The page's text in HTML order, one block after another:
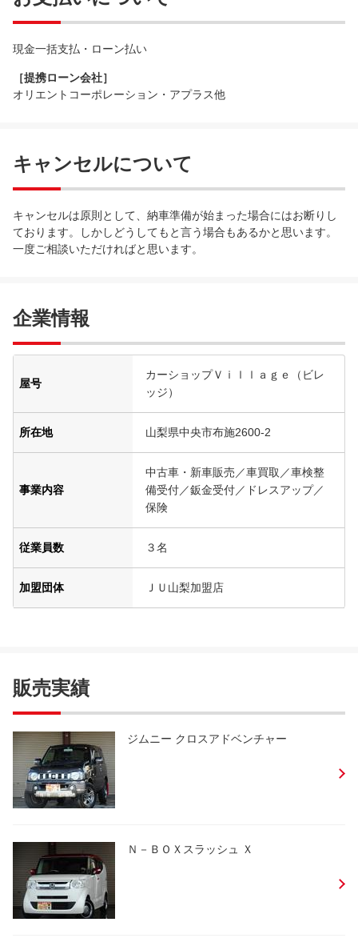
現金一括支払・ローン払い
［提携ローン会社］
オリエントコーポレーション・アプラス他
キャンセルについて
キャンセルは原則として、納車準備が始まった場合にはお断りし
ております。しかしどうしてもと言う場合もあるかと思います。
一度ご相談いただければと思います。
企業情報
屋号
カーショップＶｉｌｌａｇｅ（ビレ
ッジ）
所在地 山梨県中央市布施2600-2
事業内容
中古車・新車販売／車買取／車検整
備受付／鈑金受付／ドレスアップ／
保険
従業員数 ３名
加盟団体 ＪＵ山梨加盟店
販売実績
ジムニー クロスアドベンチャー
Ｎ－ＢＯＸスラッシュ Ｘ